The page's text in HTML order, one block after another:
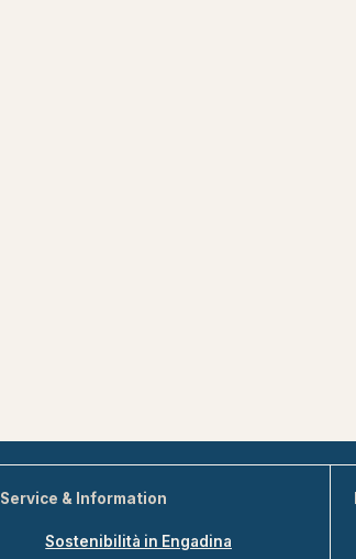
Service & Information
Sostenibilità in Engadina